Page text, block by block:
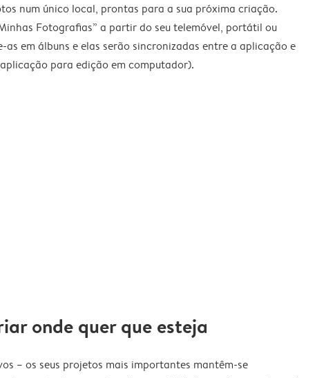
num único local, prontas para a sua próxima criação.
Fotografias” a partir do seu telemóvel, portátil ou
as em álbuns e elas serão sincronizadas entre a aplicação e
para edição em computador).
onde quer que esteja
– os seus projetos mais importantes mantêm-se